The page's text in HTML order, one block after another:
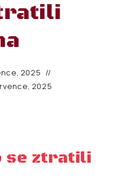
2025
2025
se ztratili